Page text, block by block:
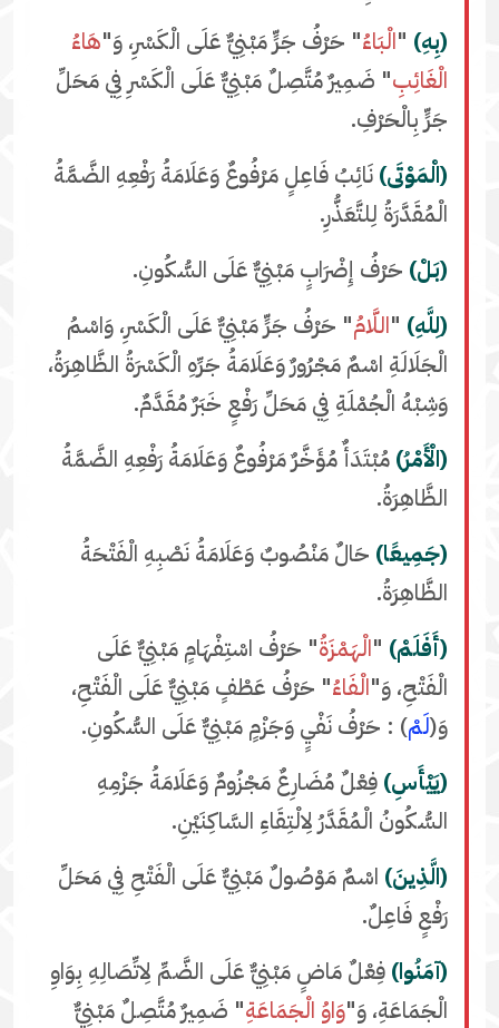
(بِهِ) "الْبَاءُ" حَرْفُ جَرٍّ مَبْنِيٌّ عَلَى الْكَسْرِ، وَ"هَاءُ
الْغَائِبِ" ضَمِيرٌ مُتَّصِلٌ مَبْنِيٌّ عَلَى الْكَسْرِ فِي مَحَلِّ
جَرٍّ بِالْحَرْفِ.
(الْمَوْتَى) نَائِبُ فَاعِلٍ مَرْفُوعٌ وَعَلَامَةُ رَفْعِهِ الضَّمَّةُ
الْمُقَدَّرَةُ لِلتَّعَذُّرِ.
(بَلْ) حَرْفُ إِضْرَابٍ مَبْنِيٌّ عَلَى السُّكُونِ.
(لِلَّهِ) "اللَّامُ" حَرْفُ جَرٍّ مَبْنِيٌّ عَلَى الْكَسْرِ، وَاسْمُ
الْجَلَالَةِ اسْمٌ مَجْرُورٌ وَعَلَامَةُ جَرِّهِ الْكَسْرَةُ الظَّاهِرَةُ،
وَشِبْهُ الْجُمْلَةِ فِي مَحَلِّ رَفْعٍ خَبَرٌ مُقَدَّمٌ.
(الْأَمْرُ) مُبْتَدَأٌ مُؤَخَّرٌ مَرْفُوعٌ وَعَلَامَةُ رَفْعِهِ الضَّمَّةُ
الظَّاهِرَةُ.
(جَمِيعًا) حَالٌ مَنْصُوبٌ وَعَلَامَةُ نَصْبِهِ الْفَتْحَةُ
الظَّاهِرَةُ.
(أَفَلَمْ) "الْهَمْزَةُ" حَرْفُ اسْتِفْهَامٍ مَبْنِيٌّ عَلَى
الْفَتْحِ، وَ"الْفَاءُ" حَرْفُ عَطْفٍ مَبْنِيٌّ عَلَى الْفَتْحِ،
وَ(لَمْ) : حَرْفُ نَفْيٍ وَجَزْمٍ مَبْنِيٌّ عَلَى السُّكُونِ.
(يَيْأَسِ) فِعْلٌ مُضَارِعٌ مَجْزُومٌ وَعَلَامَةُ جَزْمِهِ
السُّكُونُ الْمُقَدَّرُ لِالْتِقَاءِ السَّاكِنَيْنِ.
(الَّذِينَ) اسْمٌ مَوْصُولٌ مَبْنِيٌّ عَلَى الْفَتْحِ فِي مَحَلِّ
رَفْعٍ فَاعِلٌ.
(آمَنُوا) فِعْلٌ مَاضٍ مَبْنِيٌّ عَلَى الضَّمِّ لِاتِّصَالِهِ بِوَاوِ
الْجَمَاعَةِ، وَ"وَاوُ الْجَمَاعَةِ" ضَمِيرٌ مُتَّصِلٌ مَبْنِيٌّ